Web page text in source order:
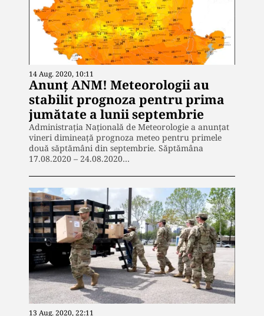
14 Aug. 2020, 10:11
Anunț ANM! Meteorologii au
stabilit prognoza pentru prima
jumătate a lunii septembrie
Administrația Națională de Meteorologie a anunțat
vineri dimineață prognoza meteo pentru primele
două săptămâni din septembrie. Săptămâna
17.08.2020 – 24.08.2020…
13 Aug. 2020, 22:11